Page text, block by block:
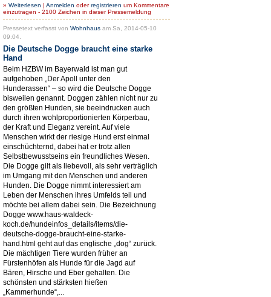
» Weiterlesen | Anmelden oderregistrieren um Kommentare
einzutragen - 2100 Zeichen in dieser Pressemeldung
Pressetext verfasst von Wohnhaus am Sa, 2014-05-10
09:04.
Die Deutsche Dogge braucht eine starke
Hand
Beim HZBW im Bayerwald ist man gut
aufgehoben „Der Apoll unter den
Hunderassen“ – so wird die Deutsche Dogge
bisweilen genannt. Doggen zählen nicht nur zu
den größten Hunden, sie beeindrucken auch
durch ihren wohlproportionierten Körperbau,
der Kraft und Eleganz vereint. Auf viele
Menschen wirkt der riesige Hund erst einmal
einschüchternd, dabei hat er trotz allen
Selbstbewusstseins ein freundliches Wesen.
Die Dogge gilt als liebevoll, als sehr verträglich
im Umgang mit den Menschen und anderen
Hunden. Die Dogge nimmt interessiert am
Leben der Menschen ihres Umfelds teil und
möchte bei allem dabei sein. Die Bezeichnung
Dogge www.haus-waldeck-
koch.de/hundeinfos_details/items/die-
deutsche-dogge-braucht-eine-starke-
hand.html geht auf das englische „dog“ zurück.
Die mächtigen Tiere wurden früher an
Fürstenhöfen als Hunde für die Jagd auf
Bären, Hirsche und Eber gehalten. Die
schönsten und stärksten hießen
„Kammerhunde“,...